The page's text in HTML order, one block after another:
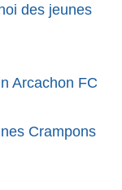
des jeunes
Arcachon FC
Crampons